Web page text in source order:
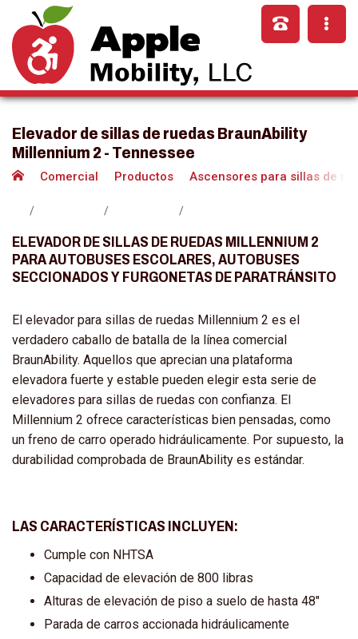
Elevador de sillas de ruedas BraunAbility
Millennium 2 - Tennessee
Comercial Productos Ascensores para sillas de
ELEVADOR DE SILLAS DE RUEDAS MILLENNIUM 2
PARA AUTOBUSES ESCOLARES, AUTOBUSES
SECCIONADOS Y FURGONETAS DE PARATRÁNSITO
El elevador para sillas de ruedas Millennium 2 es el
verdadero caballo de batalla de la línea comercial
BraunAbility. Aquellos que aprecian una plataforma
elevadora fuerte y estable pueden elegir esta serie de
elevadores para sillas de ruedas con confianza. El
Millennium 2 ofrece características bien pensadas, como
un freno de carro operado hidráulicamente. Por supuesto, la
durabilidad comprobada de BraunAbility es estándar.
LAS CARACTERÍSTICAS INCLUYEN:
Cumple con NHTSA
Capacidad de elevación de 800 libras
Alturas de elevación de piso a suelo de hasta 48"
Parada de carros accionada hidráulicamente